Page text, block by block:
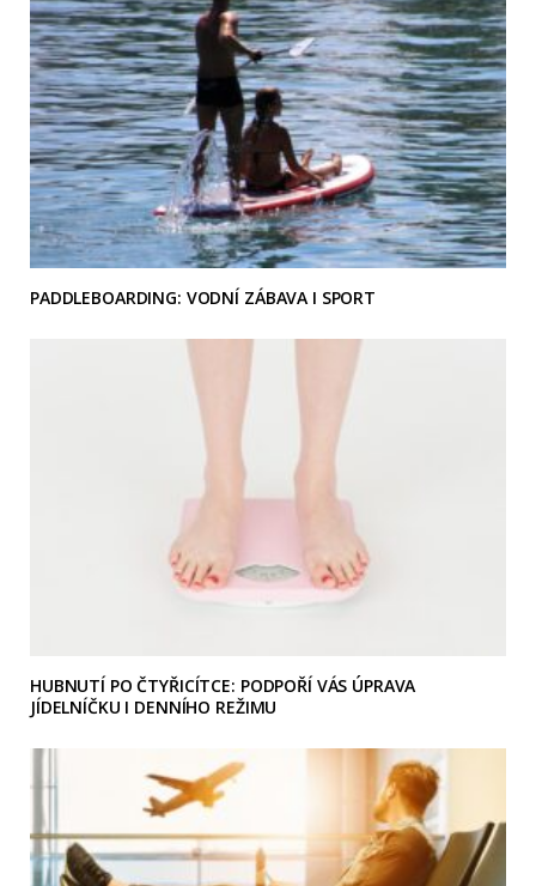
PADDLEBOARDING: VODNÍ ZÁBAVA I SPORT
HUBNUTÍ PO ČTYŘICÍTCE: PODPOŘÍ VÁS ÚPRAVA
JÍDELNÍČKU I DENNÍHO REŽIMU